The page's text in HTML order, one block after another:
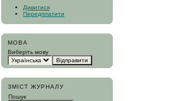
Дивитися
Передплатити
МОВА
Виберіть мову
ЗМІСТ ЖУРНАЛУ
Пошук